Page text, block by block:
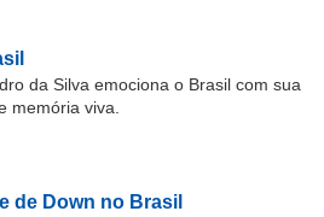
da Silva emociona o Brasil com sua
memória viva.
de Down no Brasil